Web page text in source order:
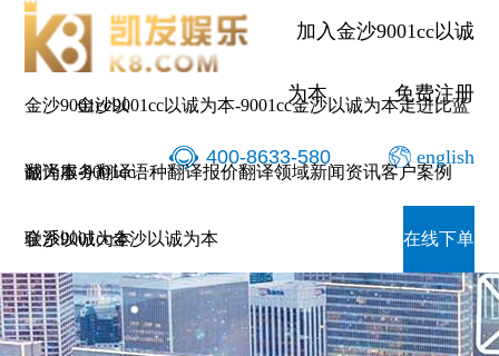
加入金沙9001cc以诚
为本 免费注册
400-8633-580 english
金沙9001cc以
诚为本-9001cc
金沙以诚为本
金沙9001cc以诚为本-9001cc金沙以诚为本走进比蓝
翻译服务翻译语种翻译报价翻译领域新闻资讯客户案例
联系9001cc金沙以诚为本 在线下单